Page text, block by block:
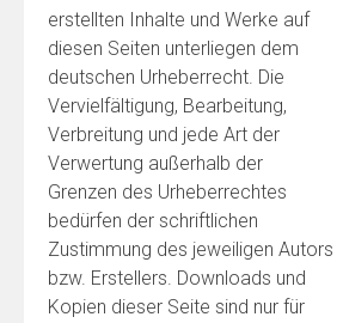
erstellten Inhalte und Werke auf
diesen Seiten unterliegen dem
deutschen Urheberrecht. Die
Vervielfältigung, Bearbeitung,
Verbreitung und jede Art der
Verwertung außerhalb der
Grenzen des Urheberrechtes
bedürfen der schriftlichen
Zustimmung des jeweiligen Autors
bzw. Erstellers. Downloads und
Kopien dieser Seite sind nur für